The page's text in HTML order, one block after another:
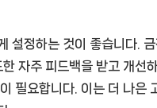
설정하는 것이 좋습니다.
자주 피드백을 받고 개선
필요합니다. 이는 더 나은